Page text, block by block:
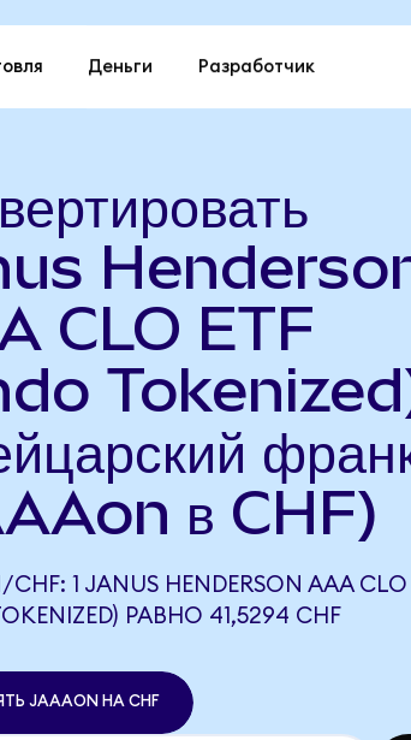
Деньги Разработчик
CLO ETF
в CHF)
1 JANUS HENDERSON AAA CLO
РАВНО 41,5294 CHF
JAAAON НА CHF